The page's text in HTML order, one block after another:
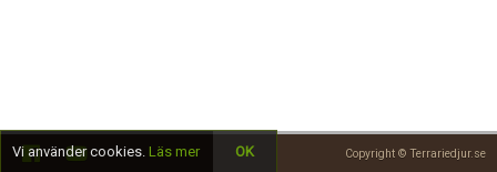
Copyright © Terrariedjur.se
Vi använder cookies. Läs mer OK